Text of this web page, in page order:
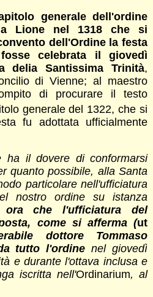
generale dell'ordine
Lione nel 1318 che si
dell'Ordine la festa
celebrata il giovedì
delia Santissima Trinità,
di Vienne; al maestro
di procurare il testo
generale del 1322, che si
fu adottata ufficialmente
ha il dovere di conformarsi
quanto possibile, alla Santa
particolare nell'ufficiatura
nostro ordine su istanza
ora che l'ufficiatura del
come si afferma (ut
dottore Tommaso
tutto l'ordine nel giovedì
e durante l'ottava inclusa e
iscritta nell'Ordinarium, al